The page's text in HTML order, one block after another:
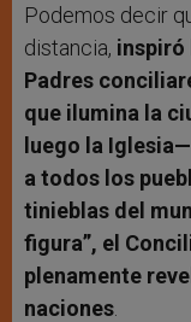
Podemos decir
distancia, inspiró
Padres
que ilumina la
luego la
a todos los
tinieblas del
figura”, el
plenamente
naciones